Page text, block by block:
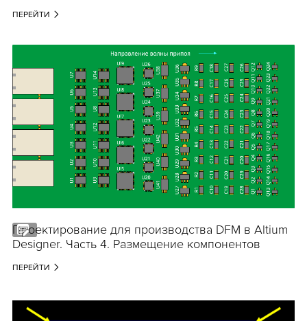
ПЕРЕЙТИ
Проектирование для производства DFM в Altium
Designer. Часть 4. Размещение компонентов
ПЕРЕЙТИ